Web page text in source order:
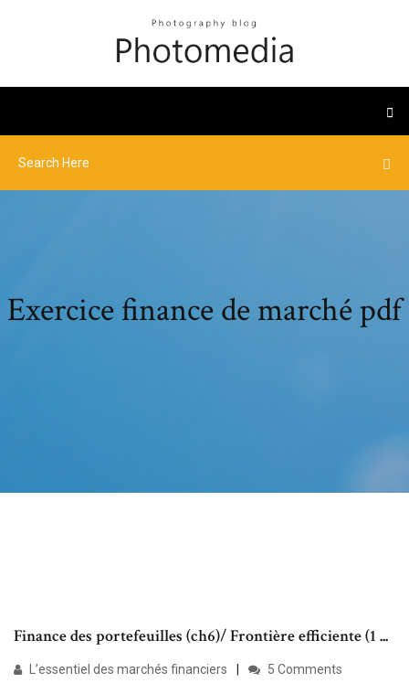
Exercice finance de marché pdf
Finance des portefeuilles (ch6)/ Frontière efficiente (1 ...
L’essentiel des marchés financiers 5 Comments